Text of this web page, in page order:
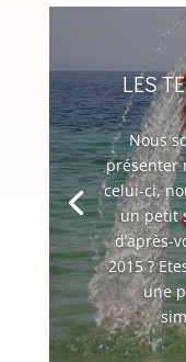
LES
Nous
présenter
celui-ci,
un petit
d’après-
2015 ?
une